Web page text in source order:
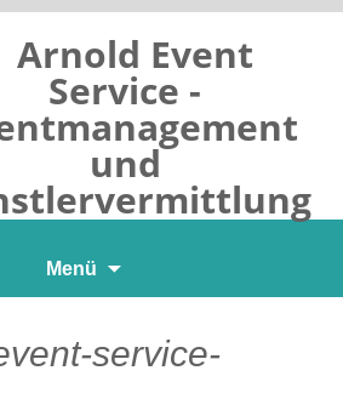
Menü
service-